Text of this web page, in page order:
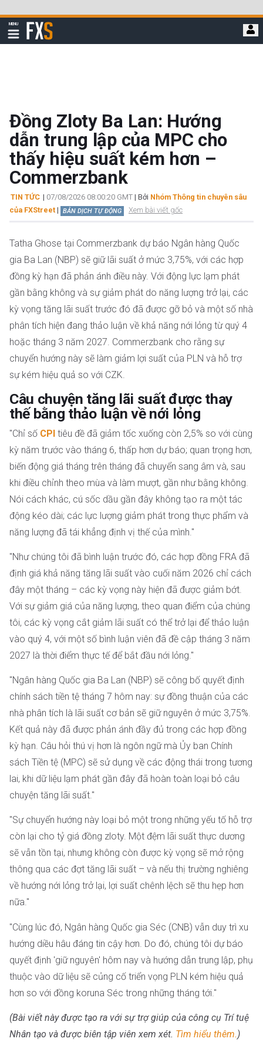
qua
đi
MENU
Hiển
thị
FXStreet
Đồng Zloty Ba Lan: Hướng
dẫn trung lập của MPC cho
thấy hiệu suất kém hơn –
Commerzbank
TIN TỨC | 07/08/2026 08:00:20 GMT | Bởi Nhóm Thông tin chuyên sâu
của FXStreet | BẢN DỊCH TỰ ĐỘNG Xem bài viết gốc
Tatha Ghose tại Commerzbank dự báo Ngân hàng Quốc
gia Ba Lan (NBP) sẽ giữ lãi suất ở mức 3,75%, với các hợp
đồng kỳ hạn đã phản ánh điều này. Với động lực lạm phát
gần bằng không và sự giảm phát do năng lượng trở lại, các
kỳ vọng tăng lãi suất trước đó đã được gỡ bỏ và một số nhà
phân tích hiện đang thảo luận về khả năng nới lỏng từ quý 4
hoặc tháng 3 năm 2027. Commerzbank cho rằng sự
chuyển hướng này sẽ làm giảm lợi suất của PLN và hỗ trợ
sự kém hiệu quả so với CZK.
Câu chuyện tăng lãi suất được thay
thế bằng thảo luận về nới lỏng
"Chỉ số CPI tiêu đề đã giảm tốc xuống còn 2,5% so với cùng
kỳ năm trước vào tháng 6, thấp hơn dự báo; quan trọng hơn,
biến động giá tháng trên tháng đã chuyển sang âm và, sau
khi điều chỉnh theo mùa và làm mượt, gần như bằng không.
Nói cách khác, cú sốc dầu gần đây không tạo ra một tác
động kéo dài; các lực lượng giảm phát trong thực phẩm và
năng lượng đã tái khẳng định vị thế của mình."
"Như chúng tôi đã bình luận trước đó, các hợp đồng FRA đã
định giá khả năng tăng lãi suất vào cuối năm 2026 chỉ cách
đây một tháng – các kỳ vọng này hiện đã được giảm bớt.
Với sự giảm giá của năng lượng, theo quan điểm của chúng
tôi, các kỳ vọng cắt giảm lãi suất có thể trở lại để thảo luận
vào quý 4, với một số bình luận viên đã đề cập tháng 3 năm
2027 là thời điểm thực tế để bắt đầu nới lỏng."
"Ngân hàng Quốc gia Ba Lan (NBP) sẽ công bố quyết định
chính sách tiền tệ tháng 7 hôm nay: sự đồng thuận của các
nhà phân tích là lãi suất cơ bản sẽ giữ nguyên ở mức 3,75%.
Kết quả này đã được phản ánh đầy đủ trong các hợp đồng
kỳ hạn. Câu hỏi thú vị hơn là ngôn ngữ mà Ủy ban Chính
sách Tiền tệ (MPC) sẽ sử dụng về các động thái trong tương
lai, khi dữ liệu lạm phát gần đây đã hoàn toàn loại bỏ câu
chuyện tăng lãi suất."
"Sự chuyển hướng này loại bỏ một trong những yếu tố hỗ trợ
còn lại cho tỷ giá đồng zloty. Một đệm lãi suất thực dương
sẽ vẫn tồn tại, nhưng không còn được kỳ vọng sẽ mở rộng
thông qua các đợt tăng lãi suất – và nếu thị trường nghiêng
về hướng nới lỏng trở lại, lợi suất chênh lệch sẽ thu hẹp hơn
nữa."
"Cùng lúc đó, Ngân hàng Quốc gia Séc (CNB) vẫn duy trì xu
hướng diều hâu đáng tin cậy hơn. Do đó, chúng tôi dự báo
quyết định 'giữ nguyên' hôm nay và hướng dẫn trung lập, phụ
thuộc vào dữ liệu sẽ củng cố triển vọng PLN kém hiệu quả
hơn so với đồng koruna Séc trong những tháng tới."
(Bài viết này được tạo ra với sự trợ giúp của công cụ Trí tuệ
Nhân tạo và được biên tập viên xem xét. Tìm hiểu thêm.)